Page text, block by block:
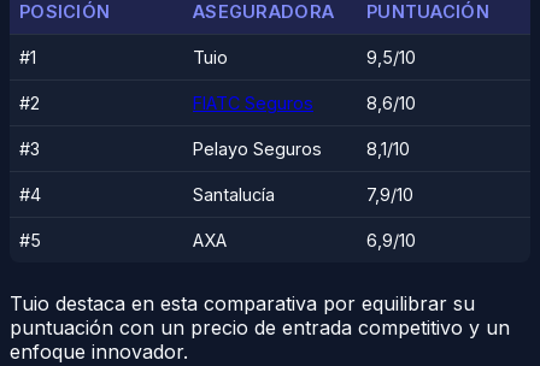
POSICIÓN ASEGURADORA PUNTUACIÓN
#1 Tuio 9,5/10
#2 FIATC Seguros 8,6/10
#3 Pelayo Seguros 8,1/10
#4 Santalucía 7,9/10
#5 AXA 6,9/10
Tuio destaca en esta comparativa por equilibrar su
puntuación con un precio de entrada competitivo y un
enfoque innovador.